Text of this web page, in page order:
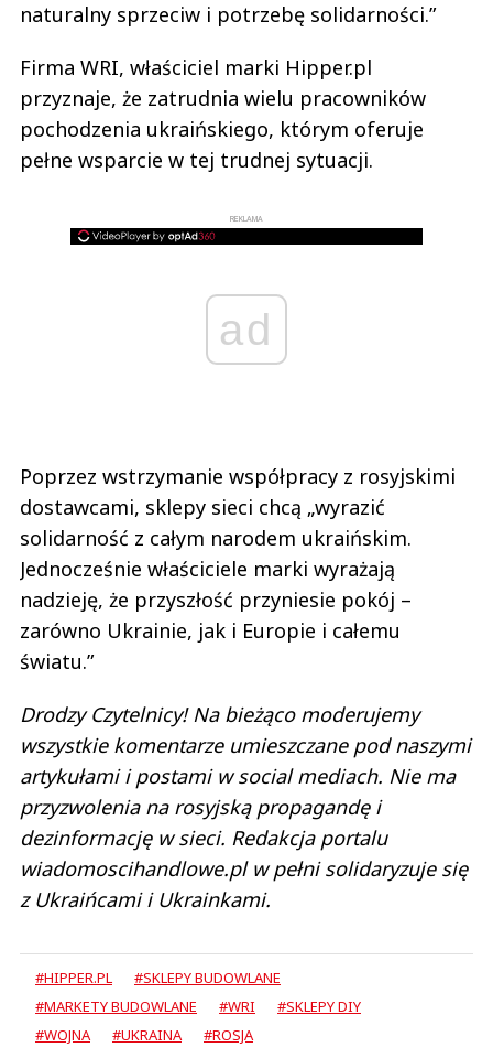
naturalny sprzeciw i potrzebę solidarności.”
Firma WRI, właściciel marki Hipper.pl
przyznaje, że zatrudnia wielu pracowników
pochodzenia ukraińskiego, którym oferuje
pełne wsparcie w tej trudnej sytuacji.
REKLAMA
ad
Poprzez wstrzymanie współpracy z rosyjskimi
dostawcami, sklepy sieci chcą „wyrazić
solidarność z całym narodem ukraińskim.
Jednocześnie właściciele marki wyrażają
nadzieję, że przyszłość przyniesie pokój –
zarówno Ukrainie, jak i Europie i całemu
światu.”
Drodzy Czytelnicy! Na bieżąco moderujemy
wszystkie komentarze umieszczane pod naszymi
artykułami i postami w social mediach. Nie ma
przyzwolenia na rosyjską propagandę i
dezinformację w sieci. Redakcja portalu
wiadomoscihandlowe.pl w pełni solidaryzuje się
z Ukraińcami i Ukrainkami.
#HIPPER.PL
#SKLEPY BUDOWLANE
#MARKETY BUDOWLANE
#WRI
#SKLEPY DIY
#WOJNA
#UKRAINA #ROSJA